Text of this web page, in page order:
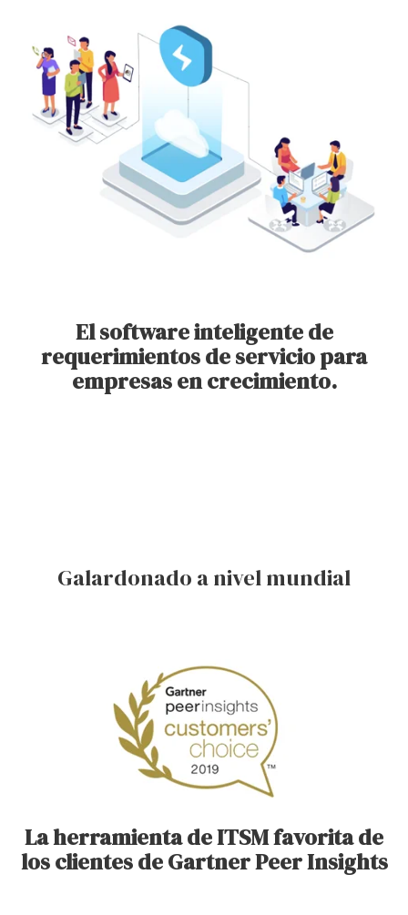
El software inteligente de
requerimientos de servicio para
empresas en crecimiento.
Galardonado a nivel mundial
La herramienta de ITSM favorita de
los clientes de Gartner Peer Insights